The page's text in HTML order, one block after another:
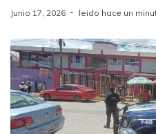
Junio 17, 2026 leido hace un